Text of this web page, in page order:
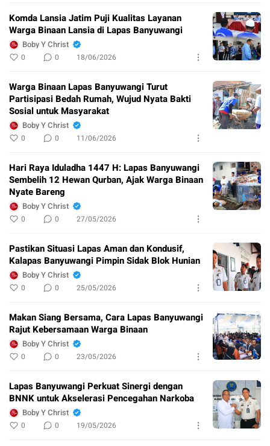
Komda Lansia Jatim Puji Kualitas Layanan
Warga Binaan Lansia di Lapas Banyuwangi
Boby Y Christ
0 0 18/06/2026
Warga Binaan Lapas Banyuwangi Turut
Partisipasi Bedah Rumah, Wujud Nyata Bakti
Sosial untuk Masyarakat
Boby Y Christ
0 0 11/06/2026
Hari Raya Iduladha 1447 H: Lapas Banyuwangi
Sembelih 12 Hewan Qurban, Ajak Warga Binaan
Nyate Bareng
Boby Y Christ
0 0 27/05/2026
Pastikan Situasi Lapas Aman dan Kondusif,
Kalapas Banyuwangi Pimpin Sidak Blok Hunian
Boby Y Christ
0 0 25/05/2026
Makan Siang Bersama, Cara Lapas Banyuwangi
Rajut Kebersamaan Warga Binaan
Boby Y Christ
0 0 23/05/2026
Lapas Banyuwangi Perkuat Sinergi dengan
BNNK untuk Akselerasi Pencegahan Narkoba
Boby Y Christ
0 0 19/05/2026